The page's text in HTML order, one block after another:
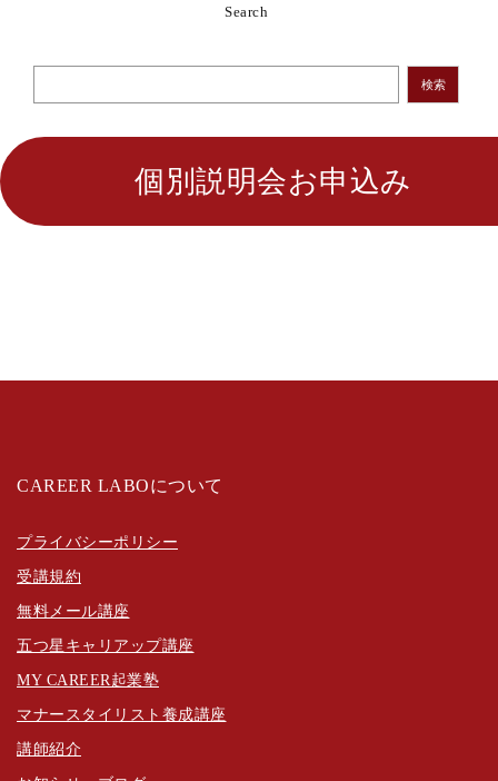
Search
検索
個別説明会お申込み
CAREER LABOについて
プライバシーポリシー
受講規約
無料メール講座
五つ星キャリアップ講座
MY CAREER起業塾
マナースタイリスト養成講座
講師紹介